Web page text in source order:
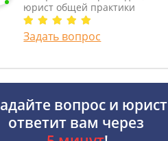
юрист общей практики
Задать вопрос
вопрос и юрист
ответит вам через